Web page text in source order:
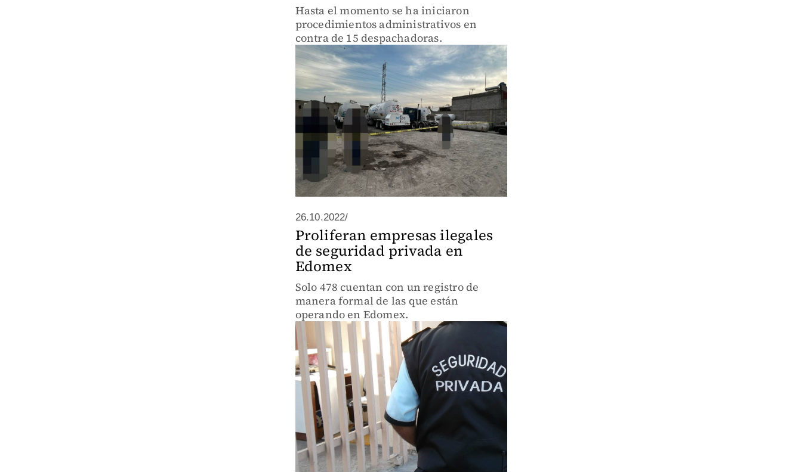
Hasta el momento se ha iniciaron
procedimientos administrativos en
contra de 15 despachadoras.
26.10.2022/
Proliferan empresas ilegales
de seguridad privada en
Edomex
Solo 478 cuentan con un registro de
manera formal de las que están
operando en Edomex.